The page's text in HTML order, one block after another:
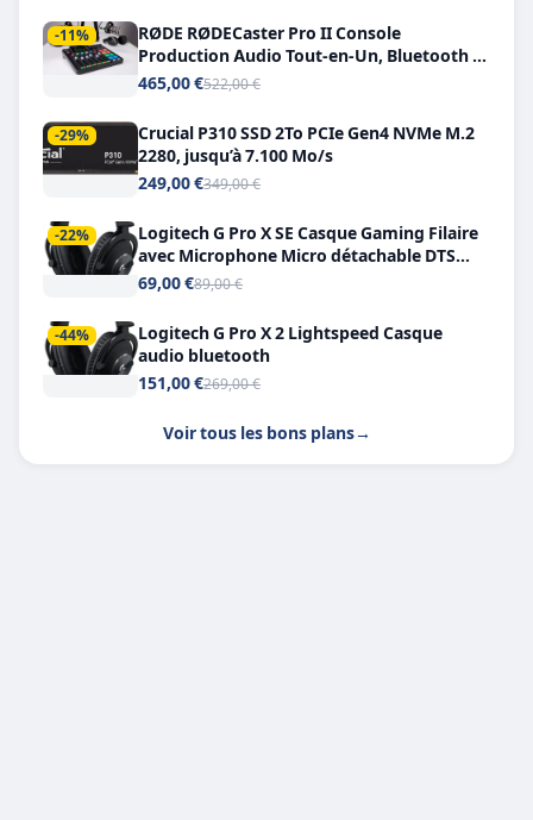
-11%
RØDE RØDECaster Pro II Console
Production Audio Tout-en-Un, Bluetooth et
Double USB-C
465,00 €522,00 €
-29%
Crucial P310 SSD 2To PCIe Gen4 NVMe M.2
2280, jusqu’à 7.100 Mo/s
249,00 €349,00 €
-22%
Logitech G Pro X SE Casque Gaming Filaire
avec Microphone Micro détachable DTS
Headphone X 7.1
69,00 €89,00 €
-44%
Logitech G Pro X 2 Lightspeed Casque
audio bluetooth
151,00 €269,00 €
Voir tous les bons plans→